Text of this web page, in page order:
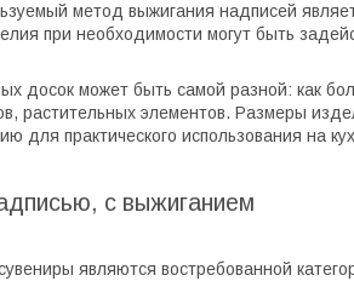
метод выжигания надписей
при необходимости могут быть
досок может быть самой разной: как
растительных элементов. Размеры
для практического использования на
с выжиганием
являются востребованной